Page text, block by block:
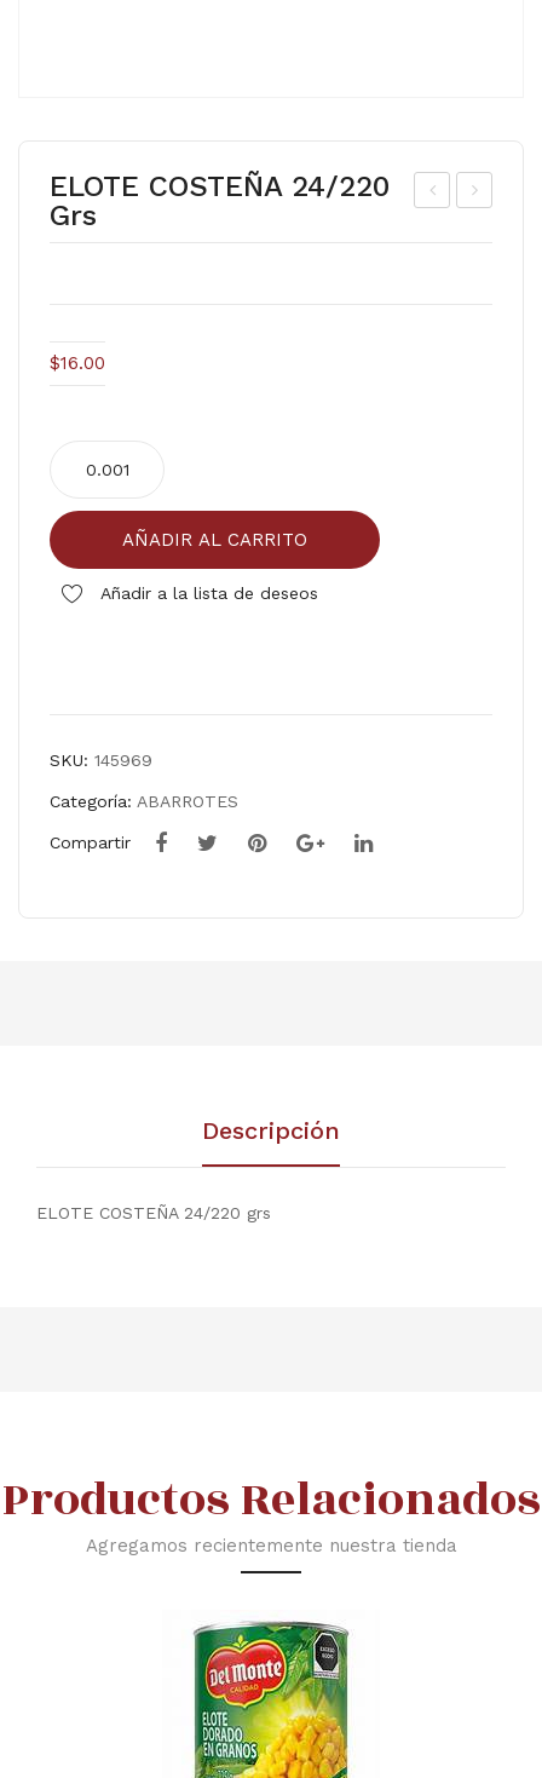
ELOTE COSTEÑA 24/220
Grs
$16.00
COSTEÑA
24/220
grs
cantidad
AÑADIR AL CARRITO
Añadir a la lista de deseos
SKU: 145969
Categoría: ABARROTES
Compartir
Descripción
ELOTE COSTEÑA 24/220 grs
Productos Relacionados
Agregamos recientemente nuestra tienda